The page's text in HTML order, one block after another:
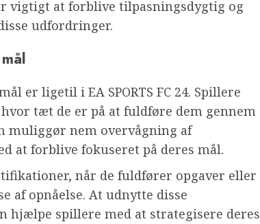
vigtigt at forblive tilpasningsdygtig og
udfordringer.
er ligetil i EA SPORTS FC 24. Spillere
tæt de er på at fuldføre dem gennem
muliggør nem overvågning af
at forblive fokuseret på deres mål.
når de fuldfører opgaver eller
af opnåelse. At udnytte disse
spillere med at strategisere deres